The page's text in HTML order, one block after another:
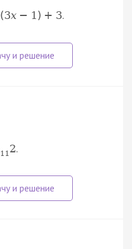
(3x − 1) + 3.
112.